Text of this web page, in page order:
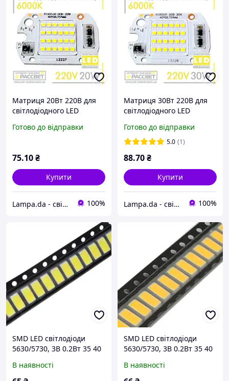
Матриця 20Вт 220В для
світлодіодного LED
220V 6000К 1800Lm
Готово до відправки
75.10₴
Купити
Lampa.da - світло для Вас! 100%
Матриця 30Вт 220В для
світлодіодного LED
220V 6000К 2700Lm
60*40мм (світлодіод SMD
Готово до відправки
5.0 (1)
88.70₴
Купити
Lampa.da - світло для Вас! 100%
SMD LED світлодіоди
5630/5730, 3В 0.2Вт 35 40
холодний, для підсвітки
В наявності
SMD LED світлодіоди
5630/5730, 3В 0.2Вт 35 40
для підсвітки та ремонту
В наявності